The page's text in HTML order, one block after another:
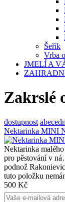
Šeřík
Vrba
JMELÍ A
Zakrslé
dostupnost
Nektarinka MINI
Nektarinka
pro pěstování v
podnož
tuto položku
500 Kč